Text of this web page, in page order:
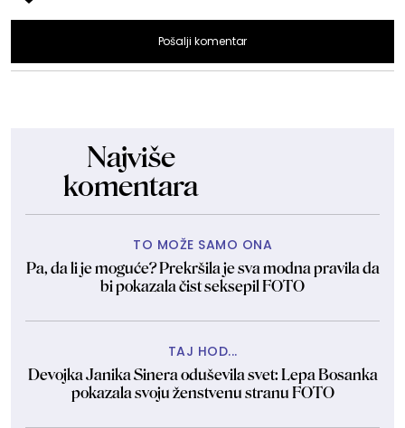
Pošalji komentar
Najviše
komentara
TO MOŽE SAMO ONA
Pa, da li je moguće? Prekršila je sva modna pravila da
bi pokazala čist seksepil FOTO
TAJ HOD...
Devojka Janika Sinera oduševila svet: Lepa Bosanka
pokazala svoju ženstvenu stranu FOTO